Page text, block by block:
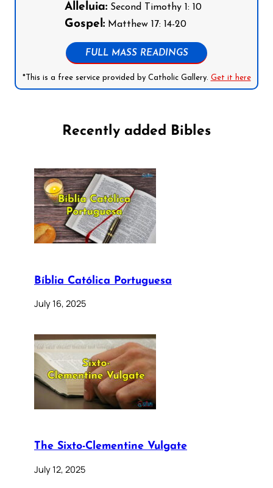
Alleluia:Second Timothy 1: 10
Gospel:Matthew 17: 14-20
FULL MASS READINGS
*This is a free service provided by Catholic Gallery. Get it here
Recently added Bibles
Bíblia Católica Portuguesa
July 16, 2025
The Sixto-Clementine Vulgate
July 12, 2025